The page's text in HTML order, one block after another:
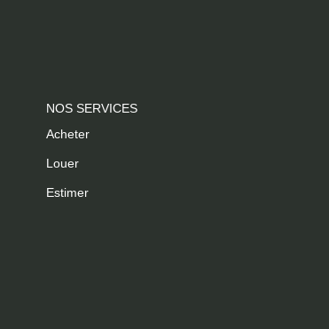
NOS SERVICES
Acheter
Louer
Estimer